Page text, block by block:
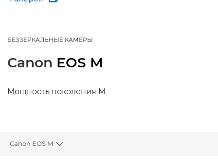
БЕЗЗЕРКАЛЬНЫЕ КАМЕРЫ
Canon EOS M
Мощность поколения M
Canon EOS M
Toggle breadcrumbs